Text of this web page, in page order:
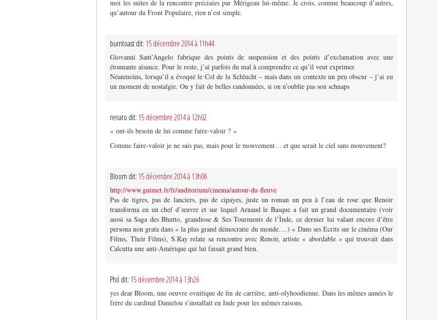
moi les suites de la rencontre précisées par Mérigeau lui-même. Je crois, comme beaucoup d’autres,
qu’autour du Front Populaire, rien n’est simple.
burntoast dit: 15 décembre 2014 à 11h44
Giovanni Sant’Angelo fabrique des points de suspension et des points d’exclamation avec une
étonnante aisance. Pour le reste, j’ai parfois du mal à comprendre ce qu’il veut exprimer.
Néanmoins, lorsqu’il a évoqué le Col de la Schlucht – mais dans un contexte un peu obscur – j’ai eu
un moment de nostalgie. On y fait de belles randonnées, si on n’oublie pas son schnaps
renato dit: 15 décembre 2014 à 12h02
« ont-ils besoin de lui comme faire-valoir ? »
Comme faire-valoir je ne sais pas, mais pour le mouvement… et que serait le ciel sans mouvement?
Bloom dit: 15 décembre 2014 à 13h06
http://www.guimet.fr/fr/auditorium/cinema/autour-du-fleuve
Pas de tigres, pas de lanciers, pas de cipayes, juste un roman un peu à l’eau de rose que Renoir
transforma en un chef d’œuvre et sur lequel Arnaud le Basque a fait un grand documentaire (voir
aussi sa Saga des Bhutto, grandiose & Ses Tourments de l’Ìnde, ce dernier lui valant encore d’être
persona non grata dans « la plus grand démocratie du monde….) « Dans ses Ecrits sur le cinéma (Our
Films, Their Films), S.Ray relate sa rencontre avec Renoir, artiste « abordable » qui trouvait dans
Calcutta une anti-Amérique qui lui faisait grand bien.
Phil dit: 15 décembre 2014 à 13h26
yes dear Bloom, une oeuvre ovnitique de fin de carrière, anti-olyhoodienne. Dans les mêmes années le
frère du cardinal Danielou s’installait en Inde pour les mêmes raisons.